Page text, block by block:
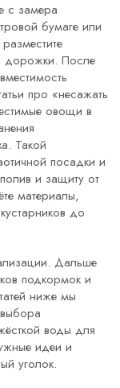
с замера
бумаге или
дорожки. После
про «несажать
овощи в
Такой
посадки и
и защиту от
материалы,
до
Дальше
подкормок и
ниже мы
воды для
идеи и
уголок.